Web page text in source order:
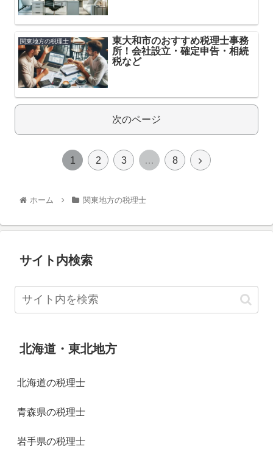
関東地方の税理士
東大和市のおすすめ税理士事務
所！会社設立・確定申告・相続
税など
次のページ
1 2 3 … 8
ホーム 関東地方の税理士
サイト内検索
北海道・東北地方
北海道の税理士
青森県の税理士
岩手県の税理士